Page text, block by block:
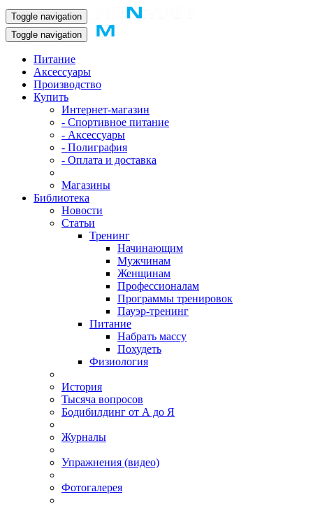
Toggle navigation
Toggle navigation
Питание
Аксессуары
Производство
Купить
Интернет-магазин
- Спортивное питание
- Аксессуары
- Полиграфия
- Оплата и доставка
Магазины
Библиотека
Новости
Статьи
Тренинг
Начинающим
Мужчинам
Женщинам
Профессионалам
Программы тренировок
Пауэр-тренинг
Питание
Набрать массу
Похудеть
Физиология
История
Тысяча вопросов
Бодибилдинг от А до Я
Журналы
Упражнения (видео)
Фотогалерея